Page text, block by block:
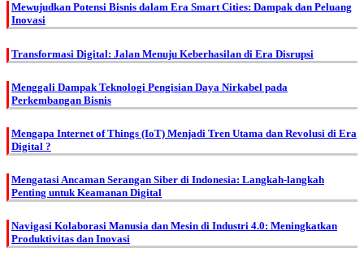
Mewujudkan Potensi Bisnis dalam Era Smart Cities: Dampak dan Peluang
Inovasi
Transformasi Digital: Jalan Menuju Keberhasilan di Era Disrupsi
Menggali Dampak Teknologi Pengisian Daya Nirkabel pada
Perkembangan Bisnis
Mengapa Internet of Things (IoT) Menjadi Tren Utama dan Revolusi di Era
Digital ?
Mengatasi Ancaman Serangan Siber di Indonesia: Langkah-langkah
Penting untuk Keamanan Digital
Navigasi Kolaborasi Manusia dan Mesin di Industri 4.0: Meningkatkan
Produktivitas dan Inovasi